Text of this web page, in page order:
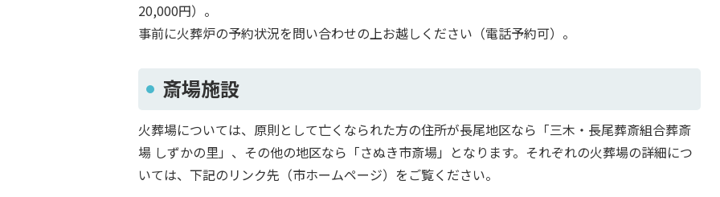
20,000円）。
事前に火葬炉の予約状況を問い合わせの上お越しください（電話予約可）。
斎場施設
火葬場については、原則として亡くなられた方の住所が長尾地区なら「三木・長尾葬斎組合葬斎
場 しずかの里」、その他の地区なら「さぬき市斎場」となります。それぞれの火葬場の詳細につ
いては、下記のリンク先（市ホームページ）をご覧ください。